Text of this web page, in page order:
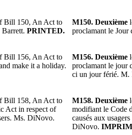
Bill 150, An Act to
PRINTED.
M150. Deuxième
proclamant le
Bill 156, An Act to
make it a holiday.
M156. Deuxième
proclamant le jour
ci un jour férié.
Bill 158, An Act to
Act in respect of
Ms. DiNovo.
M158. Deuxième
modifiant le Code
causés aux
DiNovo.